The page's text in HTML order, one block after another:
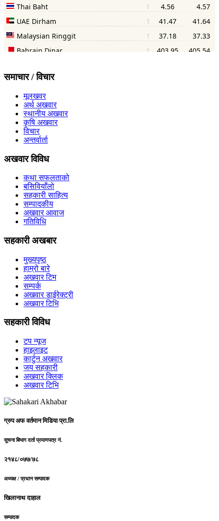
समाचार / विचार
मूलखवर
अर्थ अखवार
स्थानीय अखवार
कृषि अखवार
विचार
अन्तर्वार्ता
अखवार विविध
कथा सफलताको
बसिवियाँलो
सहकारी साहित्य
सम्पादकीय
अखवार आवाज
गतिविधि
सहकारी अखबार
मुख्यपृष्ठ
हाम्रो बारे
अखवार टिम
सम्पर्क
अखवार डाईरेक्ट्री
अखवार टिभि
सहकारी विविध
टप न्यूज
हाइलाइट
कार्टुन अखवार
जय सहकारी
अखवार क्लिक
अखवार टिभि
ग्रुप अफ वर्तमान मिडिया प्रा.लि
सूचना बिभाग दर्ता प्रमाणपत्र नं.
२१४८/०७७/७८
अध्यक्ष / प्रधान सम्पादक
खिलानाथ दाहाल
सम्पादक